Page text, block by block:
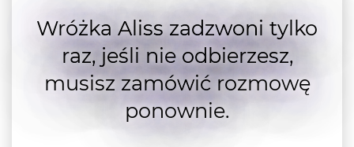
Wróżka Aliss zadzwoni tylko
raz, jeśli nie odbierzesz,
musisz zamówić rozmowę
ponownie.